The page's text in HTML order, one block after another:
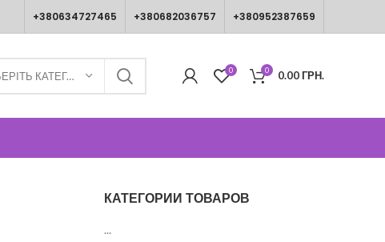
+380634727465 +380682036757 +380952387659
ВИБЕРІТЬ КАТЕГОРІЮ 0 0 0.00ГРН.
КАТЕГОРИИ ТОВАРОВ
...